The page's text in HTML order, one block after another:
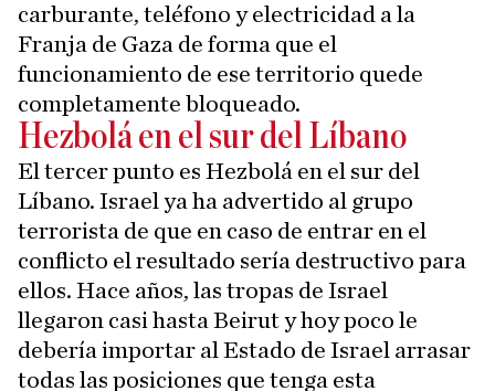
carburante, teléfono y electricidad a la
Franja de Gaza de forma que el
funcionamiento de ese territorio quede
completamente bloqueado.
Hezbolá en el sur del Líbano
El tercer punto es Hezbolá en el sur del
Líbano. Israel ya ha advertido al grupo
terrorista de que en caso de entrar en el
conflicto el resultado sería destructivo para
ellos. Hace años, las tropas de Israel
llegaron casi hasta Beirut y hoy poco le
debería importar al Estado de Israel arrasar
todas las posiciones que tenga esta